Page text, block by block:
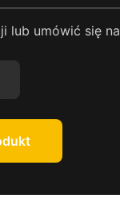
lub umówić się